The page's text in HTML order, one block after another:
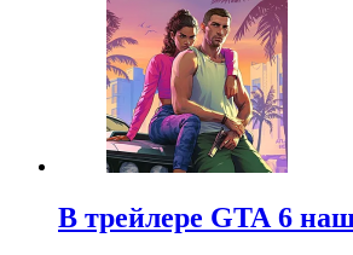
В трейлере GTA 6